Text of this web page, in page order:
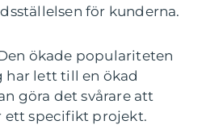
för kunderna.
ökade populariteten
har lett till en ökad
göra det svårare att
specifikt projekt.